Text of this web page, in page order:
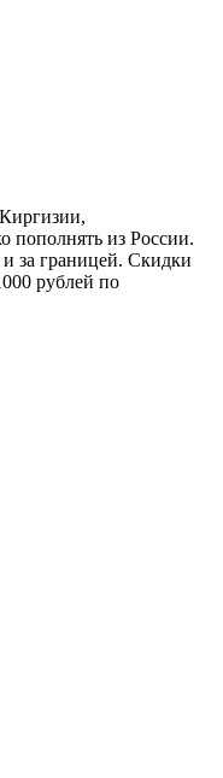
пополнять из России.
за границей. Скидки
рублей по